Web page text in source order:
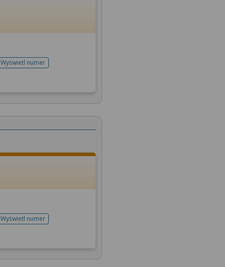
Wyświetl numertelefonu do rejestracji
Wyświetl numertelefonu do rejestracji